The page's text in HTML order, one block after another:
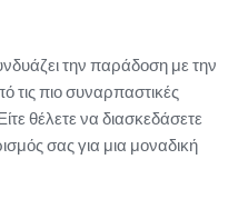
την παράδοση με την
τις πιο συναρπαστικές
θέλετε να διασκεδάσετε
σας για μια μοναδική